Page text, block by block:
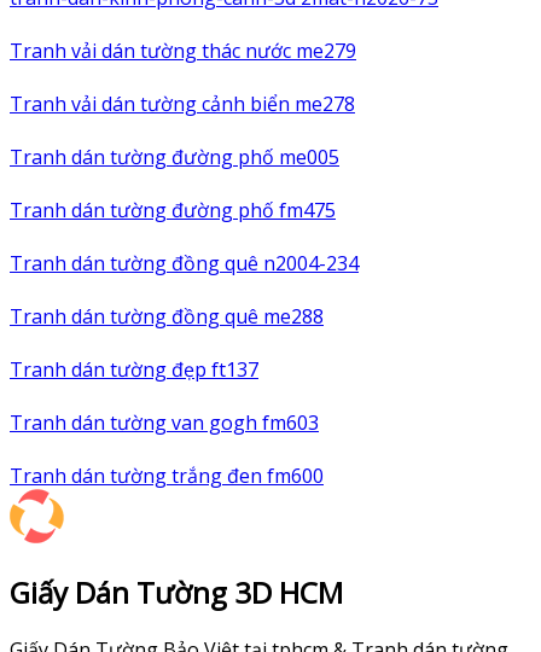
Tranh vải dán tường thác nước me279
Tranh vải dán tường cảnh biển me278
Tranh dán tường đường phố me005
Tranh dán tường đường phố fm475
Tranh dán tường đồng quê n2004-234
Tranh dán tường đồng quê me288
Tranh dán tường đẹp ft137
Tranh dán tường van gogh fm603
Tranh dán tường trắng đen fm600
Giấy Dán Tường 3D HCM